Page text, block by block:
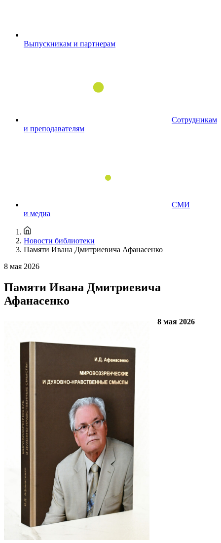
Выпускникам и партнерам
Сотрудникам
и преподавателям
СМИ
и медиа
Новости библиотеки
Памяти Ивана Дмитриевича Афанасенко
8 мая 2026
Памяти Ивана Дмитриевича
Афанасенко
8 мая 2026